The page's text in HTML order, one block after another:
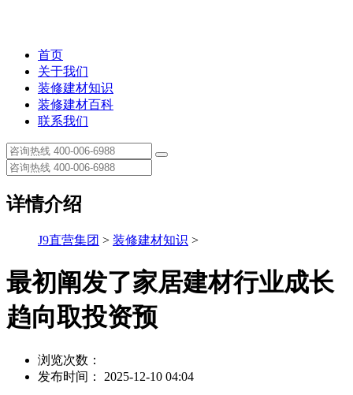
首页
关于我们
装修建材知识
装修建材百科
联系我们
详情介绍
J9直营集团 > 装修建材知识 >
最初阐发了家居建材行业成长
趋向取投资预
浏览次数：
发布时间： 2025-12-10 04:04